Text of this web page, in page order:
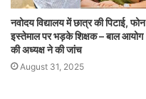
नवोदय विद्यालय में छात्र की पिटाई, फोन
इस्तेमाल पर भड़के शिक्षक – बाल आयोग
की अध्यक्ष ने की जांच
August 31, 2025